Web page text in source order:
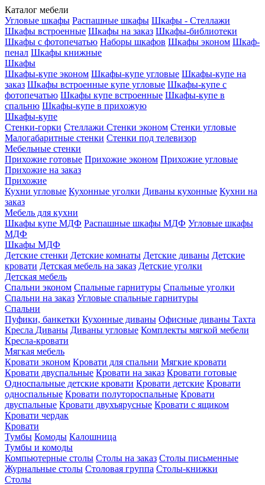
Каталог мебели
Угловые шкафы Распашные шкафы Шкафы - Стеллажи
Шкафы встроенные Шкафы на заказ Шкафы-библиотеки
Шкафы с фотопечатью Наборы шкафов Шкафы эконом Шкаф-
пенал Шкафы книжные
Шкафы
Шкафы-купе эконом Шкафы-купе угловые Шкафы-купе на
заказ Шкафы встроенные купе угловые Шкафы-купе с
фотопечатью Шкафы купе встроенные Шкафы-купе в
спальню Шкафы-купе в прихожую
Шкафы-купе
Стенки-горки Стеллажи Стенки эконом Стенки угловые
Малогабаритные стенки Стенки под телевизор
Мебельные стенки
Прихожие готовые Прихожие эконом Прихожие угловые
Прихожие на заказ
Прихожие
Кухни угловые Кухонные уголки Диваны кухонные Кухни на
заказ
Мебель для кухни
Шкафы купе МДФ Распашные шкафы МДФ Угловые шкафы
МДФ
Шкафы МДФ
Детские стенки Детские комнаты Детские диваны Детские
кровати Детская мебель на заказ Детские уголки
Детская мебель
Спальни эконом Спальные гарнитуры Спальные уголки
Спальни на заказ Угловые спальные гарнитуры
Спальни
Пуфики, банкетки Кухонные диваны Офисные диваны Тахта
Кресла Диваны Диваны угловые Комплекты мягкой мебели
Кресла-кровати
Мягкая мебель
Кровати эконом Кровати для спальни Мягкие кровати
Кровати двуспальные Кровати на заказ Кровати готовые
Односпальные детские кровати Кровати детские Кровати
односпальные Кровати полутороспальные Кровати
двуспальные Кровати двухъярусные Кровати с ящиком
Кровати чердак
Кровати
Тумбы Комоды Калошница
Тумбы и комоды
Компьютерные столы Столы на заказ Столы письменные
Журнальные столы Столовая группа Столы-книжки
Столы